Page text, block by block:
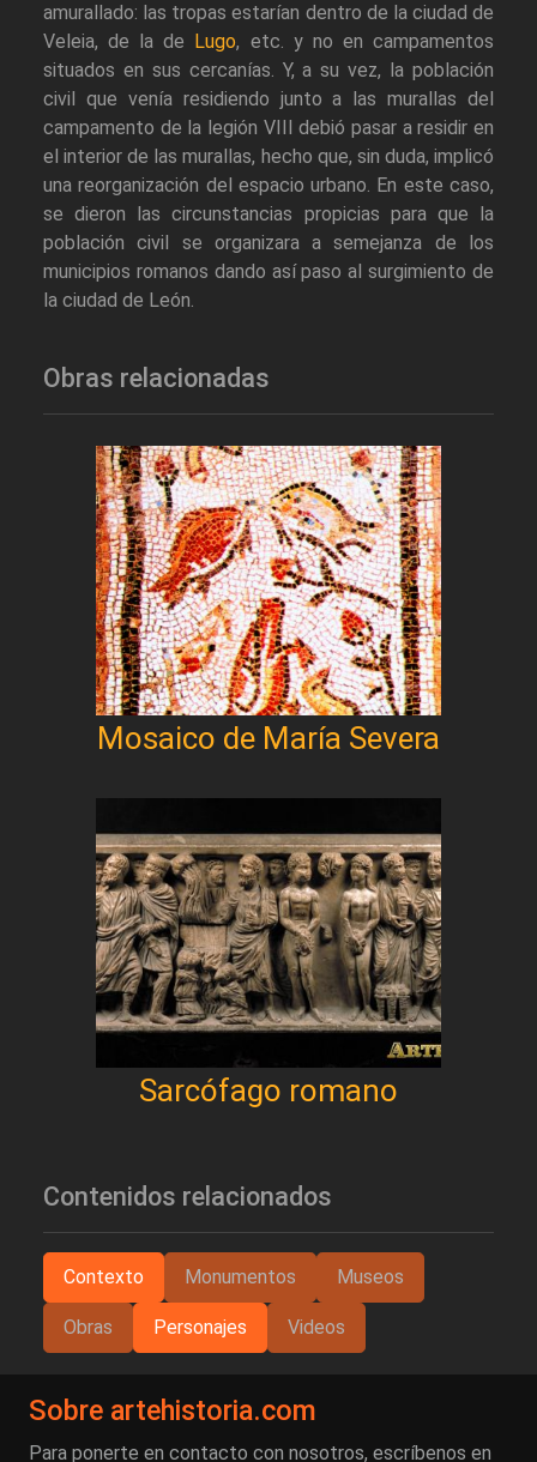
amurallado: las tropas estarían dentro de la ciudad de
Veleia, de la de
Lugo, etc. y no en campamentos
situados en sus cercanías. Y, a su vez, la población
civil que venía residiendo junto a las murallas del
campamento de la legión VIII debió pasar a residir en
el interior de las murallas, hecho que, sin duda, implicó
una reorganización del espacio urbano. En este caso,
se dieron las circunstancias propicias para que la
población civil se organizara a semejanza de los
municipios romanos dando así paso al surgimiento de
la ciudad de León.
Obras relacionadas
Mosaico de María Severa
Sarcófago romano
Contenidos relacionados
Contexto Monumentos Museos
Obras Personajes Videos
Sobre artehistoria.com
Para ponerte en contacto con nosotros, escríbenos en